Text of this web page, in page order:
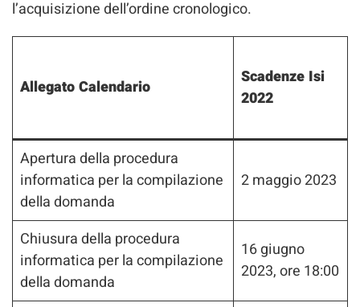
l’acquisizione dell’ordine cronologico.
Allegato Calendario
Scadenze Isi
2022
Apertura della procedura
informatica per la compilazione
della domanda
2 maggio 2023
Chiusura della procedura
informatica per la compilazione
della domanda
16 giugno
2023, ore 18:00